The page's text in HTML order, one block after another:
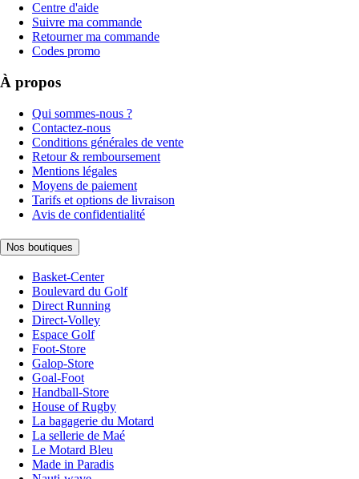
Centre d'aide
Suivre ma commande
Retourner ma commande
Codes promo
À propos
Qui sommes-nous ?
Contactez-nous
Conditions générales de vente
Retour & remboursement
Mentions légales
Moyens de paiement
Tarifs et options de livraison
Avis de confidentialité
Nos boutiques
Basket-Center
Boulevard du Golf
Direct Running
Direct-Volley
Espace Golf
Foot-Store
Galop-Store
Goal-Foot
Handball-Store
House of Rugby
La bagagerie du Motard
La sellerie de Maé
Le Motard Bleu
Made in Paradis